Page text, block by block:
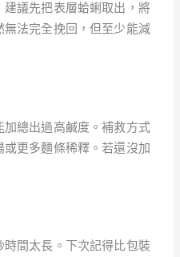
建議先把表層蛤蜊取出，將
法完全挽回，但至少能減
總出過高鹹度。補救方式
更多麵條稀釋。若還沒加
間太長。下次記得比包裝